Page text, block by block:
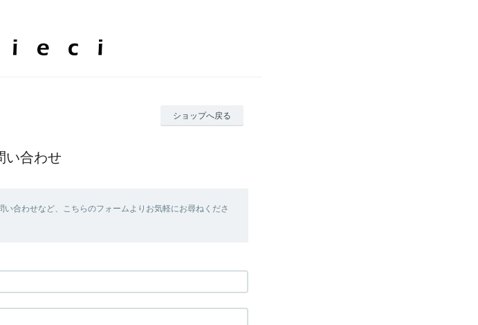
ショップへ戻る
い合わせ
合わせなど、こちらのフォームよりお気軽にお尋ねくださ